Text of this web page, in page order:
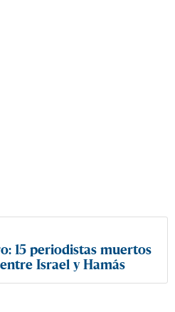
15 periodistas muertos
Israel y Hamás